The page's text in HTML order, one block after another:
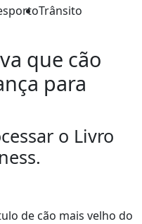
Trânsito
que cão
para
o Livro
de cão mais velho do